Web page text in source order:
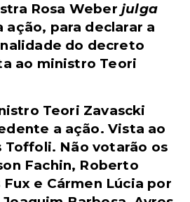
Rosa Weber julga
para declarar a
do decreto
ao ministro Teori
Teori Zavascki
a ação. Vista ao
Toffoli. Não votarão os
Fachin, Roberto
e Cármen Lúcia por